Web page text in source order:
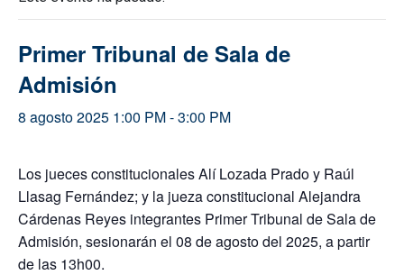
Primer Tribunal de Sala de
Admisión
8 agosto 2025 1:00 PM-3:00 PM
Los jueces constitucionales Alí Lozada Prado y Raúl
Llasag Fernández; y la jueza constitucional Alejandra
Cárdenas Reyes integrantes Primer Tribunal de Sala de
Admisión, sesionarán el 08 de agosto del 2025, a partir
de las 13h00.